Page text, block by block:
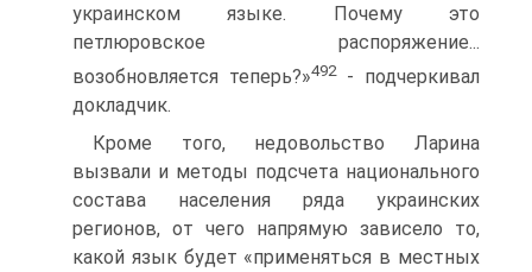
украинском языке. Почему это
петлюровское распоряжение...
возобновляется теперь?»492- подчеркивал
докладчик.
Кроме того, недовольство Ларина
вызвали и методы подсчета национального
состава населения ряда украинских
регионов, от чего напрямую зависело то,
какой язык будет «применяться в местных